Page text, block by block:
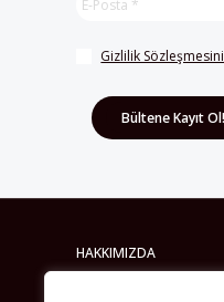
Gizlilik Sözleşmesini
HAKKIMIZDA